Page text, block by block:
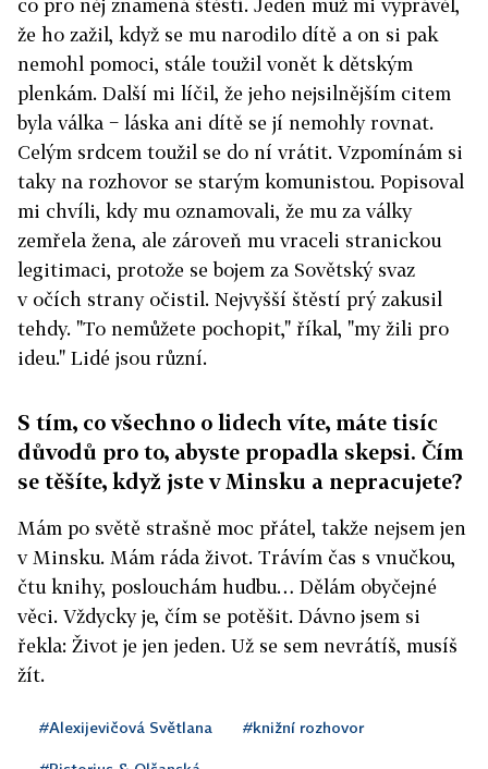
co pro něj znamená štěstí. Jeden muž mi vyprávěl,
že ho zažil, když se mu narodilo dítě a on si pak
nemohl pomoci, stále toužil vonět k dětským
plenkám. Další mi líčil, že jeho nejsilnějším citem
byla válka − láska ani dítě se jí nemohly rovnat.
Celým srdcem toužil se do ní vrátit. Vzpomínám si
taky na rozhovor se starým komunistou. Popisoval
mi chvíli, kdy mu oznamovali, že mu za války
zemřela žena, ale zároveň mu vraceli stranickou
legitimaci, protože se bojem za Sovětský svaz
v očích strany očistil. Nejvyšší štěstí prý zakusil
tehdy. "To nemůžete pochopit," říkal, "my žili pro
ideu." Lidé jsou různí.
S tím, co všechno o lidech víte, máte tisíc
důvodů pro to, abyste propadla skepsi. Čím
se těšíte, když jste v Minsku a nepracujete?
Mám po světě strašně moc přátel, takže nejsem jen
v Minsku. Mám ráda život. Trávím čas s vnučkou,
čtu knihy, poslouchám hudbu… Dělám obyčejné
věci. Vždycky je, čím se potěšit. Dávno jsem si
řekla: Život je jen jeden. Už se sem nevrátíš, musíš
žít.
#Alexijevičová Světlana #knižní rozhovor